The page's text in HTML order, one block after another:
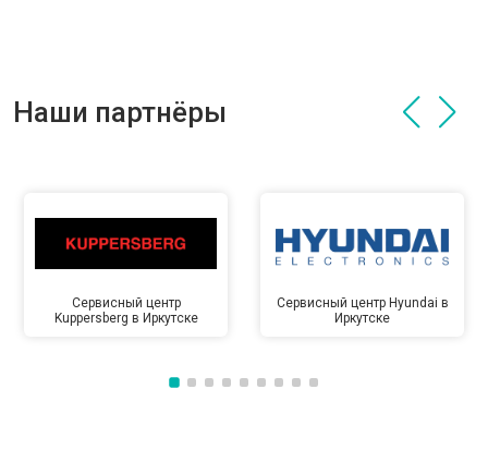
Наши партнёры
Сервисный центр
Kuppersberg в Иркутске
Сервисный центр Hyundai в
Иркутске